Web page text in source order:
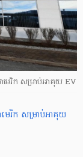
មេរិក សម្រាប់អាគុយ EV
មេរិក សម្រាប់អាគុយ